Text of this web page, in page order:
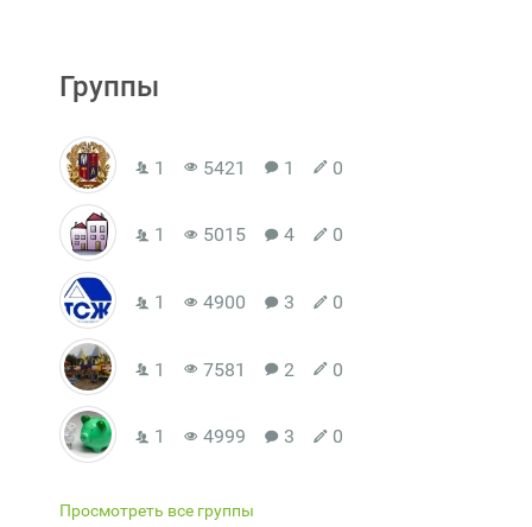
Группы
1 5421 1 0
1 5015 4 0
1 4900 3 0
1 7581 2 0
1 4999 3 0
Просмотреть все группы